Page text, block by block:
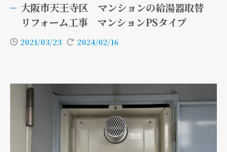
大阪市天王寺区 マンションの給湯器取替
リフォーム工事 マンションPSタイプ
2021/03/23 2024/02/16